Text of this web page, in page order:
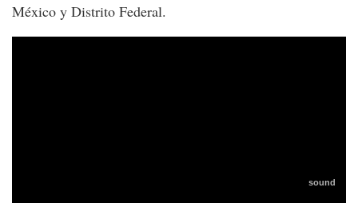
México y Distrito Federal.